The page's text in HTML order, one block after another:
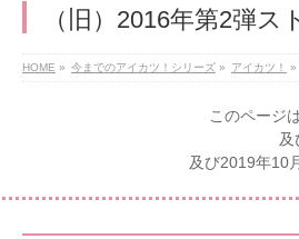
（旧）2016年第2弾ス
HOME » 今までのアイカツ！シリーズ » アイカツ！ »
このページ
及
及び2019年10